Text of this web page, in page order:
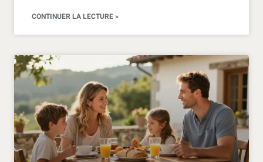
functionality
pay
to.
tooth
write
plus
carving
skill
might
focus
on
CONTINUER LA LECTURE »